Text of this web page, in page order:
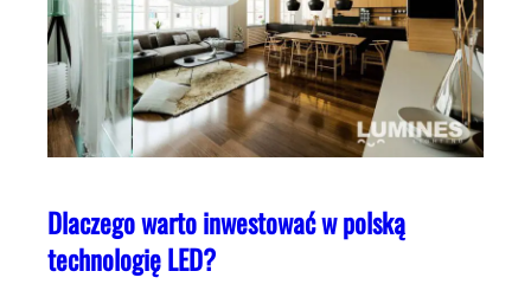
Dlaczego warto inwestować w polską
technologię LED?